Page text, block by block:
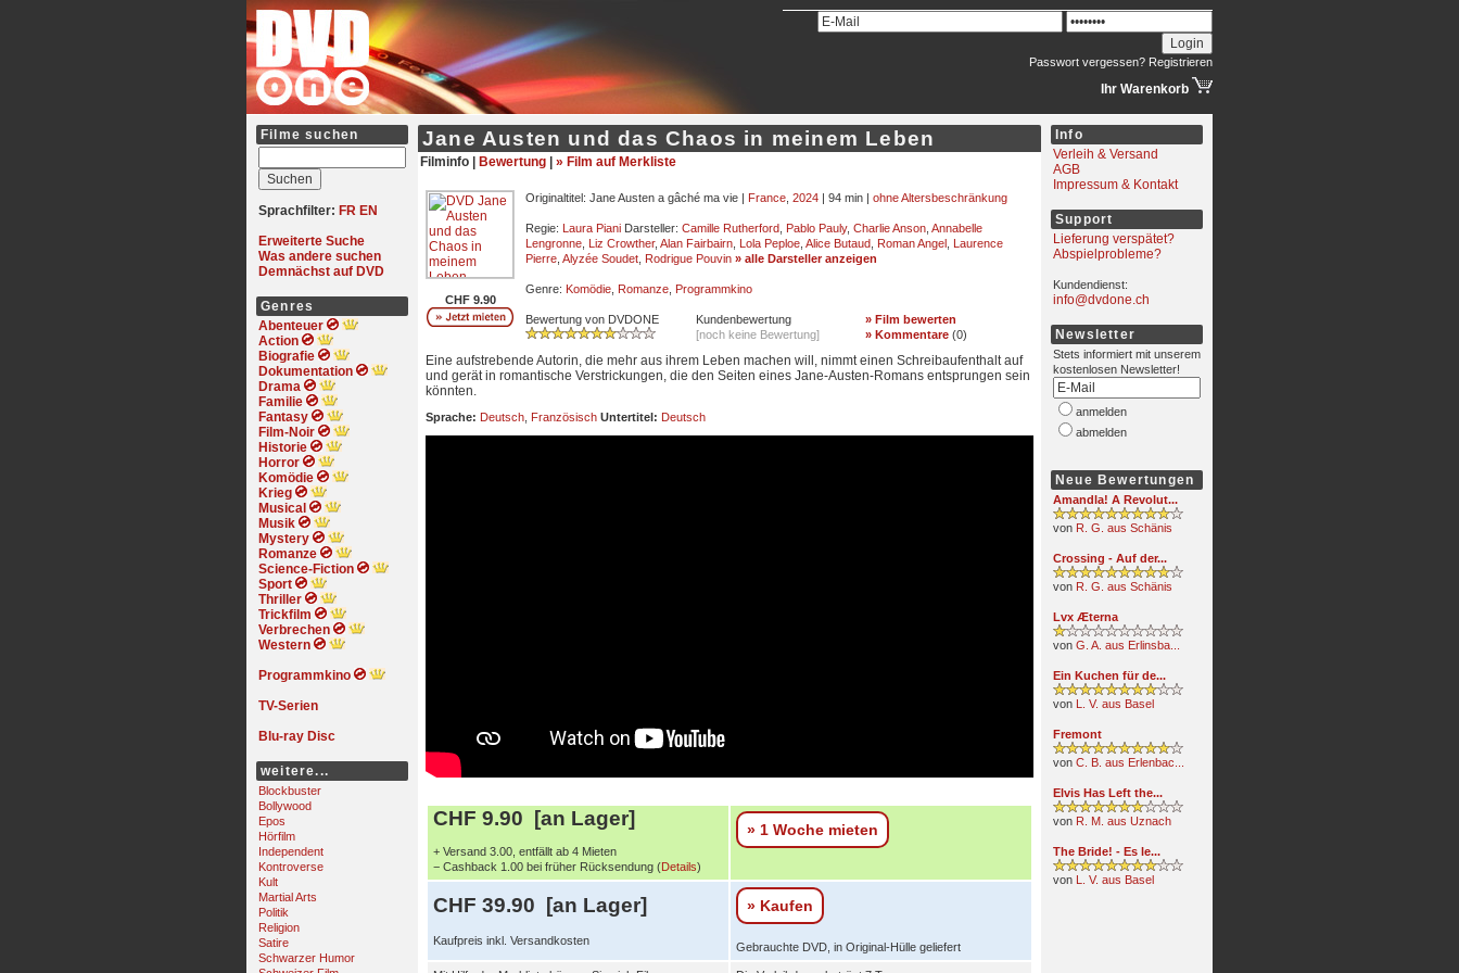
Passwort vergessen? Registrieren
Ihr Warenkorb
Filme suchen
Sprachfilter: FR EN
Erweiterte Suche
Was andere suchen
Demnächst auf DVD
Genres
Abenteuer
Action
Biografie
Dokumentation
Drama
Familie
Fantasy
Film-Noir
Historie
Horror
Komödie
Krieg
Musical
Musik
Mystery
Romanze
Science-Fiction
Sport
Thriller
Trickfilm
Verbrechen
Western
Programmkino
TV-Serien
Blu-ray Disc
weitere...
Blockbuster
Bollywood
Epos
Hörfilm
Independent
Kontroverse
Kult
Martial Arts
Politik
Religion
Satire
Schwarzer Humor
Jane Austen und das Chaos in meinem Leben
Filminfo | Bewertung » Film auf Merkliste
CHF 9.90
Originaltitel: Jane Austen a gâché ma vie | France 2024 | 94 min | ohne Altersbeschränkung
Regie: Laura Piani Darsteller: Camille Rutherford Pablo Pauly, Charlie Anson Annabelle
Lengronne Liz Crowther, Alan Fairbairn Lola Peploe Alice Butaud Roman Angel Laurence
Pierre Alyzée Soudet Rodrigue Pouvin » alle Darsteller anzeigen
Genre: Komödie Romanze Programmkino
Bewertung von DVDONE
Kundenbewertung
[noch keine Bewertung]
» Film bewerten
» Kommentare (0)
Eine aufstrebende Autorin, die mehr aus ihrem Leben machen will, nimmt einen Schreibaufenthalt auf
und gerät in romantische Verstrickungen, die den Seiten eines Jane-Austen-Romans entsprungen sein
könnten.
Sprache: Deutsch Französisch Untertitel: Deutsch
CHF 9.90 [an Lager]
+ Versand 3.00, entfällt ab 4 Mieten
− Cashback 1.00 bei früher Rücksendung (Details)
» 1 Woche mieten
CHF 39.90 [an Lager]
Kaufpreis inkl. Versandkosten
» Kaufen
Gebrauchte DVD, in Original-Hülle geliefert
Info
Verleih & Versand
AGB
Impressum & Kontakt
Support
Lieferung verspätet?
Abspielprobleme?
Kundendienst:
info@dvdone.ch
Newsletter
Stets informiert mit unserem
kostenlosen Newsletter!
anmelden
abmelden
Neue Bewertungen
Amandla! A Revolut...
von R. G. aus Schänis
Crossing - Auf der...
von R. G. aus Schänis
Lvx Æterna
von G. A. aus Erlinsba...
Ein Kuchen für de...
von L. V. aus Basel
Fremont
von C. B. aus Erlenbac...
Elvis Has Left the...
von R. M. aus Uznach
The Bride! - Es le...
von L. V. aus Basel